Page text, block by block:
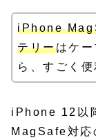
iPhone
テリーはケ
ら、すごく便
iPhone 12以
MagSafe対応